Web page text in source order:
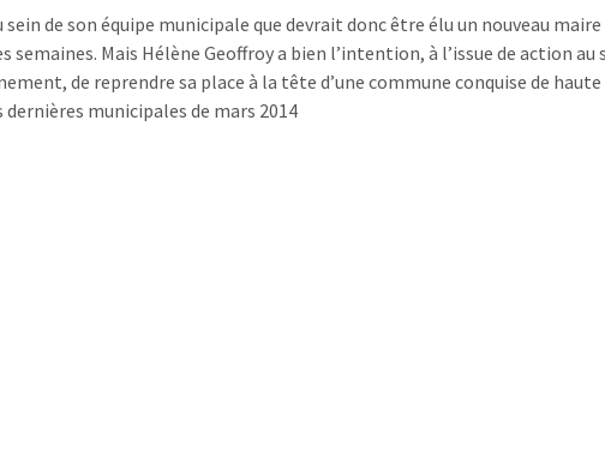
sein de son équipe municipale que devrait donc être élu un nouveau maire
semaines. Mais Hélène Geoffroy a bien l’intention, à l’issue de action au
de reprendre sa place à la tête d’une commune conquise de
dernières municipales de mars 2014